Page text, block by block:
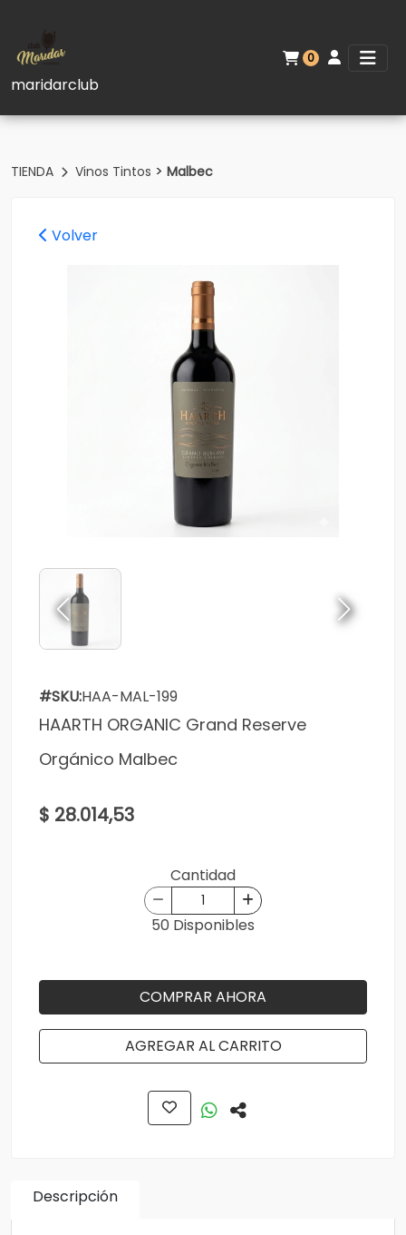
maridarclub
0
TIENDA Vinos Tintos > Malbec
Volver
#SKU:HAA-MAL-199
HAARTH ORGANIC Grand Reserve
Orgánico Malbec
$ 28.014,53
Cantidad
50 Disponibles
COMPRAR AHORA
AGREGAR AL CARRITO
Descripción